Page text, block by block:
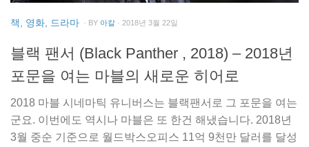
책, 영화, 드라마 · BY 아칼 · 2018년 3월 22일
블랙 팬서 (Black Panther , 2018) – 2018년
포문을 여는 마블의 새로운 히어로
2018 마블 시네마틱 유니버스는 블랙팬서로 그 포문을 여는
군요. 이번에도 역시나 마블은 또 한건 해냈습니다. 2018년
3월 중순 기준으로 월드박스오피스 11억 9천만 달러를 달성